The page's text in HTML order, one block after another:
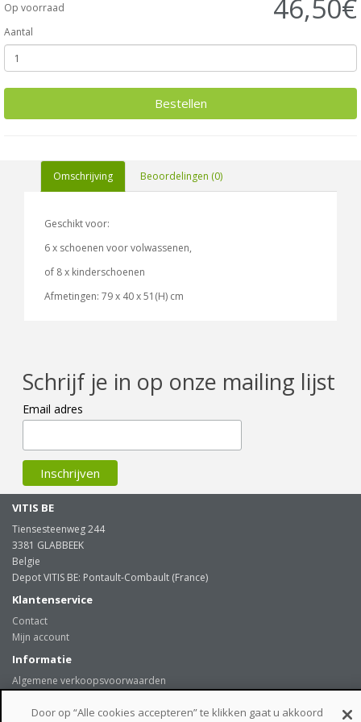
Op voorraad 46,50€
Aantal
Bestellen
Omschrijving Beoordelingen (0)
Geschikt voor:
6 x schoenen voor volwassenen,
of 8 x kinderschoenen
Afmetingen: 79 x 40 x 51(H) cm
Schrijf je in op onze mailing lijst
Email adres
VITIS BE
Tiensesteenweg 244
3381 GLABBEEK
Belgie
Depot VITIS BE: Pontault-Combault (France)
Klantenservice
Contact
Mijn account
Informatie
Algemene verkoopsvoorwaarden
Onze klanten getuigen
Door op “Alle cookies accepteren” te klikken gaat u akkoord